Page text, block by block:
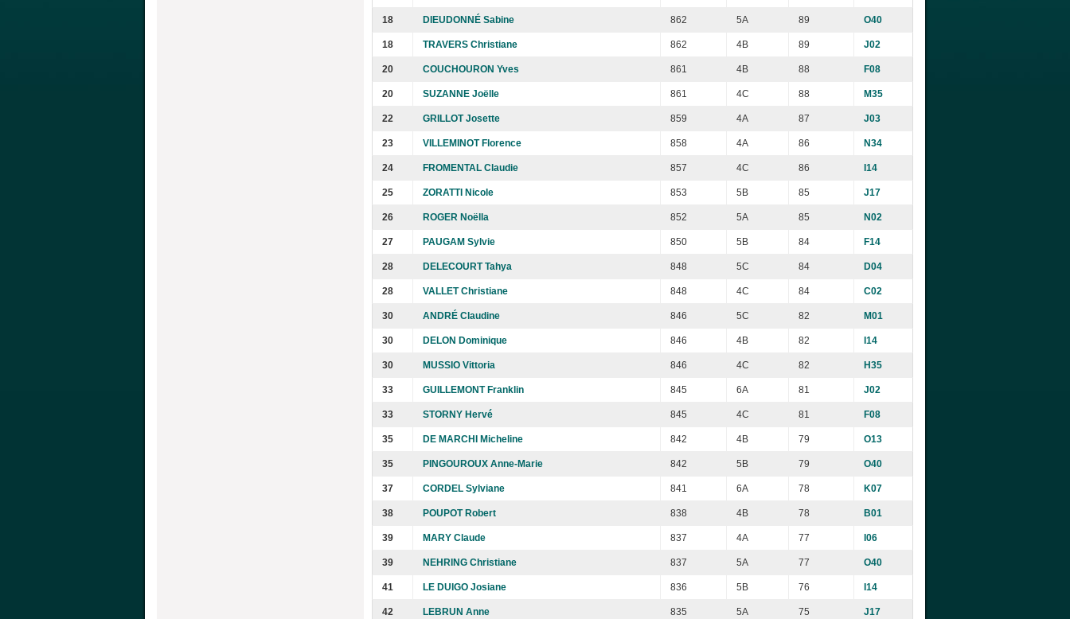
18 DIEUDONNÉ Sabine 862 5A 89 O40
18 TRAVERS Christiane 862 4B 89 J02
20 COUCHOURON Yves 861 4B 88 F08
20 SUZANNE Joëlle 861 4C 88 M35
22 GRILLOT Josette 859 4A 87 J03
23 VILLEMINOT Florence 858 4A 86 N34
24 FROMENTAL Claudie 857 4C 86 I14
25 ZORATTI Nicole 853 5B 85 J17
26 ROGER Noëlla 852 5A 85 N02
27 PAUGAM Sylvie 850 5B 84 F14
28 DELECOURT Tahya 848 5C 84 D04
28 VALLET Christiane 848 4C 84 C02
30 ANDRÉ Claudine 846 5C 82 M01
30 DELON Dominique 846 4B 82 I14
30 MUSSIO Vittoria 846 4C 82 H35
33 GUILLEMONT Franklin 845 6A 81 J02
33 STORNY Hervé 845 4C 81 F08
35 DE MARCHI Micheline 842 4B 79 O13
35 PINGOUROUX Anne-Marie 842 5B 79 O40
37 CORDEL Sylviane 841 6A 78 K07
38 POUPOT Robert 838 4B 78 B01
39 MARY Claude 837 4A 77 I06
39 NEHRING Christiane 837 5A 77 O40
41 LE DUIGO Josiane 836 5B 76 I14
42 LEBRUN Anne 835 5A 75 J17